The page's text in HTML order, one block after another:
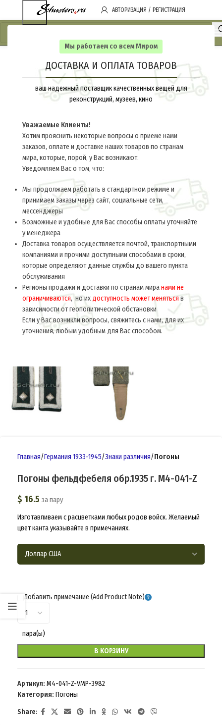
Мы работаем со всем Миром
ДОСТАВКА И ОПЛАТА ТОВАРОВ
ваш надежный поставщик качественных вещей для
реконструкций, музеев, кино
Уважаемые Клиенты!
Хотим прояснить некоторые вопросы о приеме нами
заказов, оплате и доставке наших товаров по странам
мира, которые, порой, у Вас возникают.
Уведомляем Вас о том, что:
Мы продолжаем работать в стандартном режиме и
принимаем заказы через сайт, социальные сети,
мессенджеры
Возможные и удобные для Вас способы оплаты уточняйте
у менеджера
Доставка товаров осуществляется почтой, транспортными
компаниями и прочими доступными способами в сроки,
которые определяют данные службы до вашего пункта
обслуживания
Регионы продажи и доставки по странам миранами не
ограничиваются, но их доступность может меняться в
зависимости от геополитической обстановки
Если у Вас возникли вопросы, свяжитесь с нами, для их
уточнения, любым удобным для Вас способом.
АВТОРИЗАЦИЯ / РЕГИСТРАЦИЯ
Главная Германия 1933-1945 Знаки различия Погоны
Погоны фельдфебеля обр.1935 г. M4-041-Z
$ 16.5 за пару
Изготавливаем с расцветками любых родов войск. Желаемый
цвет канта указывайте в примечаниях.
Добавить примечание (Add Product Note)
пара(ы)
В КОРЗИНУ
Артикул: M4-041-Z-VMP-3982
Категория: Погоны
Share: